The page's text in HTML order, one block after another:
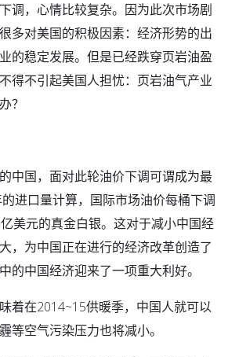
调，心情比较复杂。因为此次市场剧
多对美国的积极因素：经济形势的出
的稳定发展。但是已经跌穿页岩油盈
得不引起美国人担忧：页岩油气产业
？
中国，面对此轮油价下调可谓成为最
进口量计算，国际市场油价每桶下调
美元的真金白银。这对于减小中国经
，为中国正在进行的经济改革创造了
的中国经济迎来了一项重大利好。
着在2014~15供暖季，中国人就可以
等空气污染压力也将减小。